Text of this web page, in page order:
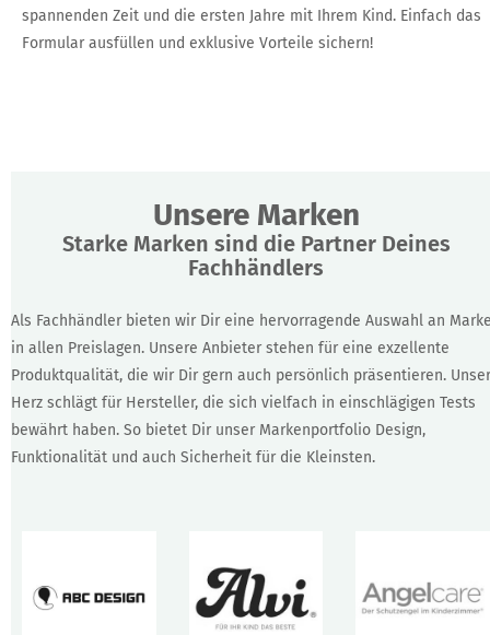
spannenden Zeit und die ersten Jahre mit Ihrem Kind. Einfach das
Formular ausfüllen und exklusive Vorteile sichern!
Unsere Marken
Starke Marken sind die Partner Deines
Fachhändlers
Als Fachhändler bieten wir Dir eine hervorragende Auswahl an
in allen Preislagen. Unsere Anbieter stehen für eine exzellente
Produktqualität, die wir Dir gern auch persönlich präsentieren. Unser
Herz schlägt für Hersteller, die sich vielfach in einschlägigen Tests
bewährt haben. So bietet Dir unser Markenportfolio Design,
Funktionalität und auch Sicherheit für die Kleinsten.